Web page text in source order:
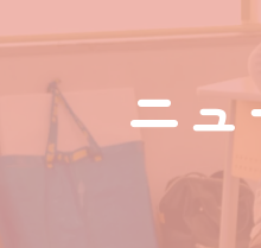
ニ